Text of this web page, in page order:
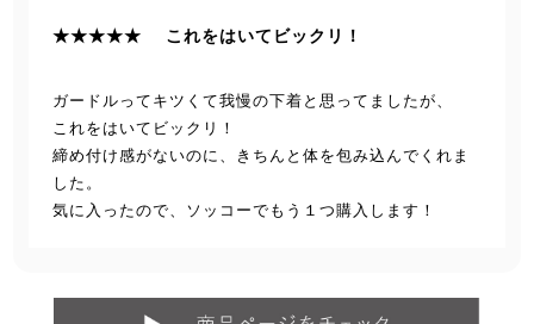
★★★★★ これをはいてビックリ！
ガードルってキツくて我慢の下着と思ってましたが、
これをはいてビックリ！
締め付け感がないのに、きちんと体を包み込んでくれま
した。
気に入ったので、ソッコーでもう１つ購入します！